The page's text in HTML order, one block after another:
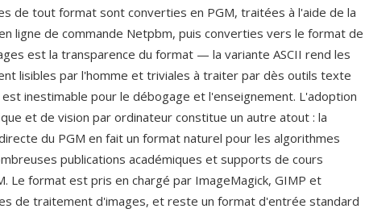
de tout format sont converties en PGM, traitées à l'aide de la
ligne de commande Netpbm, puis converties vers le format de
est la transparence du format — la variante ASCII rend les
lisibles par l'homme et triviales à traiter par dès outils texte
inestimable pour le débogage et l'enseignement. L'adoption
et de vision par ordinateur constitue un autre atout : la
du PGM en fait un format naturel pour les algorithmes
publications académiques et supports de cours
Le format est pris en chargé par ImageMagick, GIMP et
de traitement d'images, et reste un format d'entrée standard